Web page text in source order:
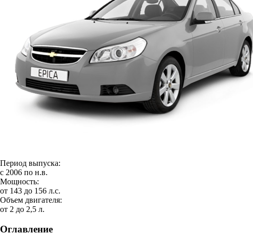
Период выпуска:
с 2006 по н.в.
Мощность:
от 143 до 156 л.с.
Объем двигателя:
от 2 до 2,5 л.
Оглавление